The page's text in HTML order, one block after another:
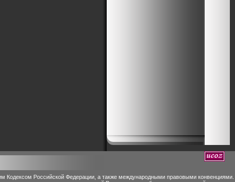
Кодексом Российской Федерации, а также международными правовыми конвенциями.